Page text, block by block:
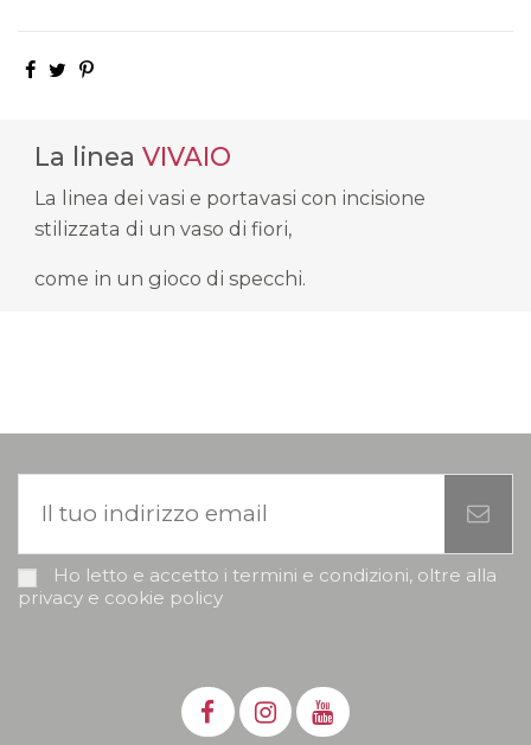
La linea VIVAIO
La linea dei vasi e portavasi con incisione
stilizzata di un vaso di fiori,
come in un gioco di specchi.
Ho letto e accetto i termini e condizioni, oltre alla
privacy e cookie policy